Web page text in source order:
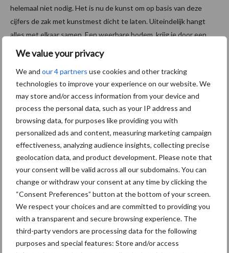
We value your privacy
We and our 4 partners use cookies and other tracking
technologies to improve your experience on our website. We
may store and/or access information from your device and
process the personal data, such as your IP address and
browsing data, for purposes like providing you with
personalized ads and content, measuring marketing campaign
effectiveness, analyzing audience insights, collecting precise
geolocation data, and product development. Please note that
your consent will be valid across all our subdomains. You can
change or withdraw your consent at any time by clicking the
“Consent Preferences” button at the bottom of your screen.
We respect your choices and are committed to providing you
with a transparent and secure browsing experience. The
third-party vendors are processing data for the following
purposes and special features: Store and/or access
helemaal niet nodig. Het is nu de kunst om op basis van deze
cijfers de zak met kunstmest dicht te laten. Uiteindelijk hangt
alles met elkaar samen. Een weerbare bodem, krijg je door een
natuurlijk evenwicht, wat weer natuurlijke vijanden aantrekt,
waardoor je wellicht ook op gewasbeschermingsmiddelen kunt
reduceren.
Peer Schraven (l) van Compliment bv bespreekt aan tafel in het
bedrijfspand in Volkel de resultaten met Bart Jan Wulfse van